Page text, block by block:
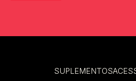
SUPLEMENTOS